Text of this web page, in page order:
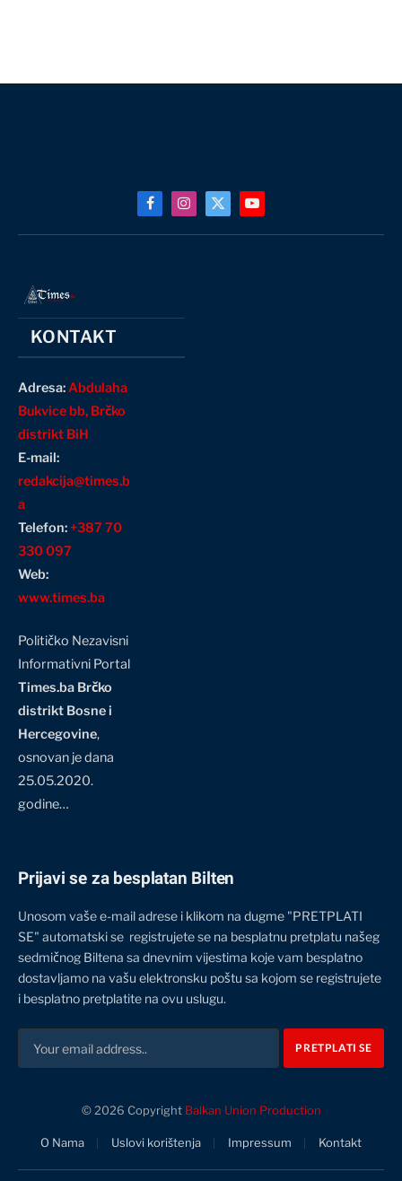
FacebookInstagram
X
YouTube
KONTAKT
Adresa:Abdulaha
Bukvice bb, Brčko
distrikt BiH
E-mail:
redakcija@times.b
a
Telefon:+387 70
330 097
Web:
www.times.ba
Političko Nezavisni
Informativni Portal
Times.ba Brčko
distrikt Bosne i
Hercegovine,
osnovan je dana
25.05.2020.
godine…
Prijavi se za besplatan Bilten
Unosom vaše e-mail adrese i klikom na dugme "PRETPLATI
SE" automatski se registrujete se na besplatnu pretplatu našeg
sedmičnog Biltena sa dnevnim vijestima koje vam besplatno
dostavljamo na vašu elektronsku poštu sa kojom se registrujete
i besplatno pretplatite na ovu uslugu.
© 2026 Copyright Balkan Union Production
O Nama Uslovi korištenja Impressum Kontakt